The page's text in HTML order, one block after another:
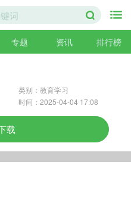
专题 资讯 排行榜
类别：教育学习
时间：2025-04-04 17:08
载